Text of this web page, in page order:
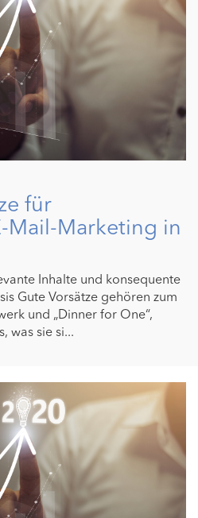
für
Mail-Marketing in
Inhalte und konsequente
Gute Vorsätze gehören zum
und „Dinner for One“,
was sie si...